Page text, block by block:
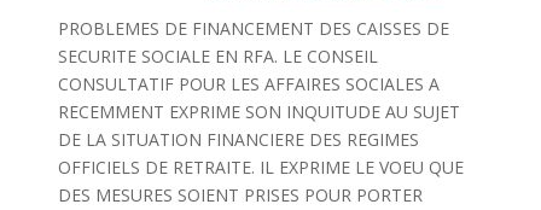
PROBLEMES DE FINANCEMENT DES CAISSES DE
SECURITE SOCIALE EN RFA. LE CONSEIL
CONSULTATIF POUR LES AFFAIRES SOCIALES A
RECEMMENT EXPRIME SON INQUITUDE AU SUJET
DE LA SITUATION FINANCIERE DES REGIMES
OFFICIELS DE RETRAITE. IL EXPRIME LE VOEU QUE
DES MESURES SOIENT PRISES POUR PORTER